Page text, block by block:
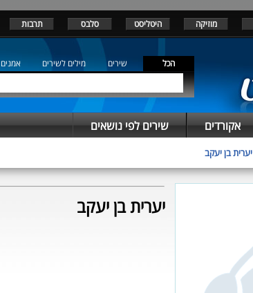
מוזיקה היטליסט סלבס תרבות
הכל שירים מילים לשירים אמנים
אקורדים שירים לפי נושאים
יערית בן יעקב
יערית בן יעקב